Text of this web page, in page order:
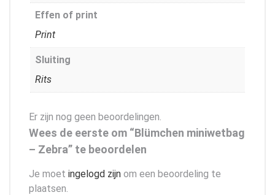
Effen of print
Print
Sluiting
Rits
Er zijn nog geen beoordelingen.
Wees de eerste om “Blümchen miniwetbag
– Zebra” te beoordelen
Je moet ingelogd zijn om een beoordeling te
plaatsen.